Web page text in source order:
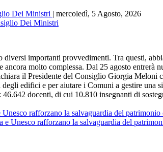
Dei Ministri | mercoledì, 5 Agosto, 2026
importanti provvedimenti. Tra questi,
molto complessa. Dal 25 agosto
il Presidente del Consiglio Giorgia
edifici e per aiutare i Comuni a gestire
docenti, di cui 10.810 insegnanti di
rafforzano la salvaguardia del